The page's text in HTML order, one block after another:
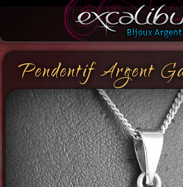
Pendentif Argent